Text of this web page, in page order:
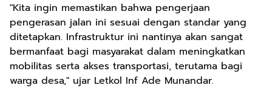
"Kita ingin memastikan bahwa pengerjaan
pengerasan jalan ini sesuai dengan standar yang
ditetapkan. Infrastruktur ini nantinya akan sangat
bermanfaat bagi masyarakat dalam meningkatkan
mobilitas serta akses transportasi, terutama bagi
warga desa," ujar Letkol Inf Ade Munandar.